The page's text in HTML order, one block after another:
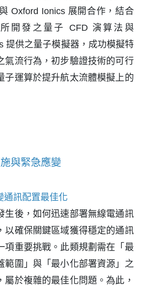
Oxford Ionics 展開合作，結合
所開發之量子 CFD 演算法與
提供之量子模擬器，成功模擬特
氣流行為，初步驗證技術的可行
子運算於提升航太流體模擬上的
與緊急應變
通訊配置最佳化
生後，如何迅速部署無線電通訊
以確保關鍵區域獲得穩定的通訊
項重要挑戰。此類規劃需在「最
範圍」與「最小化部署資源」之
屬於複雜的最佳化問題。為此，